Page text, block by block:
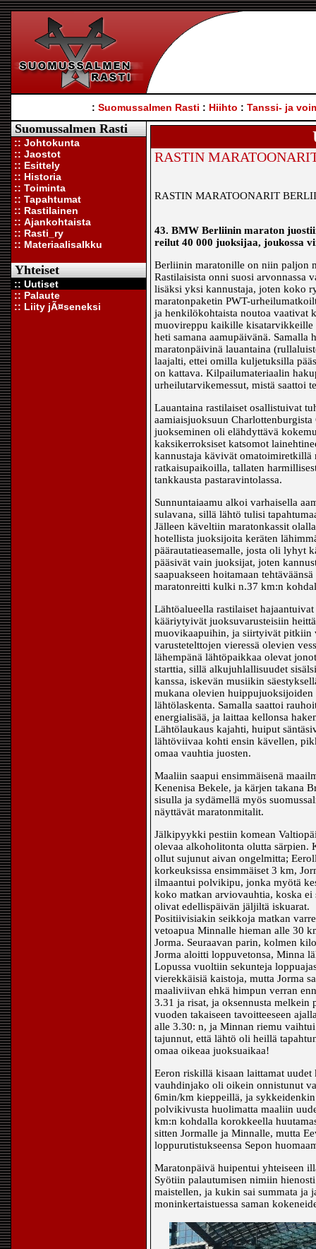
: Suomussalmen Rasti : Hiihto : Tanssi- ja
Suomussalmen Rasti
:: Johtokunta
:: Jaostot
:: Esittely
:: Historia
:: Toiminta
:: Tapahtumat
:: Rastilainen
:: Ajankohtaista
:: Rasti_ry
:: Materiaalisalkku
Yhteiset
:: Uutiset
:: Palaute
:: Liity jÃ¤seneksi
RASTIN
RASTIN MARATOONARIT
43. BMW Berliinin maraton
reilut 40 000 juoksijaa, joukossa
Berliinin maratonille on niin paljon
Rastilaisista onni suosi arvonnassa
lisäksi yksi kannustaja, joten koko
maratonpaketin PWT-
ja henkilökohtaista noutoa vaativat
muovireppu kaikille kisatarvikkeille
heti samana aamupäivänä.
maratonpäivinä lauantaina
laajalti, ettei omilla kuljetuksilla
on kattava. Kilpailumateriaalin
urheilutarvikemessut, mistä saattoi
Lauantaina rastilaiset osallistuivat
aamiaisjuoksuun
juokseminen oli elähdyttävä
kaksikerroksiset katsomot
kannustaja kävivät omatoimiretkillä
ratkaisupaikoilla, tallaten
tankkausta pastaravintolassa.
Sunnuntaiaamu alkoi varhaisella
sulavana, sillä lähtö tulisi
Jälleen käveltiin maratonkassit
hotellista juoksijoita keräten
päärautatieasemalle, josta oli lyhyt
pääsivät vain juoksijat, joten
saapuakseen hoitamaan
maratonreitti kulki n.37 km:n
Lähtöalueella rastilaiset
kääriytyivät juoksuvarusteisiin
muovikaapuihin, ja siirtyivät pitkiin
varustetelttojen vieressä olevien
lähempänä lähtöpaikkaa olevat
starttia, sillä alkujuhlallisuudet
kanssa, iskevän musiikin
mukana olevien
lähtölaskenta. Samalla saattoi
energialisää, ja laittaa kellonsa
Lähtölaukaus kajahti, huiput
lähtöviivaa kohti ensin kävellen,
omaa vauhtia juosten.
Maaliin saapui ensimmäisenä
Kenenisa Bekele, ja kärjen takana
sisulla ja sydämellä myös
näyttävät maratonmitalit.
Jälkipyykki pestiin komean
olevaa alkoholitonta olutta
ollut sujunut aivan ongelmitta;
korkeuksissa ensimmäiset 3 km,
ilmaantui polvikipu, jonka myötä
koko matkan arviovauhtia, koska
olivat edellispäivän jäljiltä iskuarat.
Positiivisiakin seikkoja matkan
vetoapua Minnalle hieman alle 30
Jorma. Seuraavan parin, kolmen
Jorma aloitti loppuvetonsa, Minna
Lopussa vuoltiin sekunteja
vierekkäisiä kaistoja, mutta Jorma
maaliviivan ehkä himpun verran
3.31 ja risat, ja oksennusta
vuoden takaiseen tavoitteeseen
alle 3.30: n, ja Minnan riemu
tajunnut, että lähtö oli heillä
omaa oikeaa juoksuaikaa!
Eeron riskillä kisaan laittamat
vauhdinjako oli oikein onnistunut
6min/km kieppeillä, ja
polvikivusta huolimatta maaliin
km:n kohdalla korokkeella
sitten Jormalle ja Minnalle, mutta
loppurutistukseensa Sepon
Maratonpäivä huipentui yhteiseen
Syötiin palautumisen nimiin
maistellen, ja kukin sai summata ja
moninkertaistuessa saman